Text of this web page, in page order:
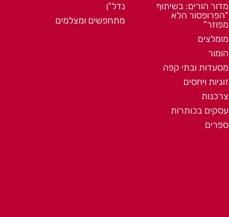
מדור הורים: בשיתוף
"הפרופסור הלא
מפוזר"
מומלצים
הומור
מסעדות ובתי קפה
זוגיות ויחסים
צרכנות
עסקים בכותרות
ספרים
נדל"ן
מתחפשים ומצלמים